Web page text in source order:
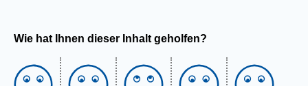
Wie hat Ihnen dieser Inhalt geholfen?